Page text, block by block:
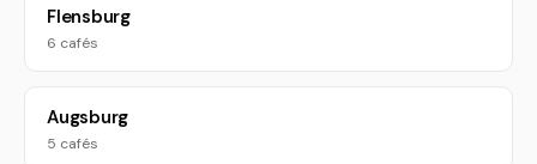
Flensburg
6 cafés
Augsburg
5 cafés